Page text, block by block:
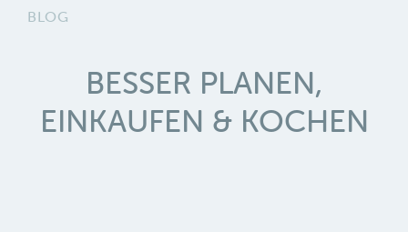
BLOG
BESSER PLANEN,
EINKAUFEN & KOCHEN